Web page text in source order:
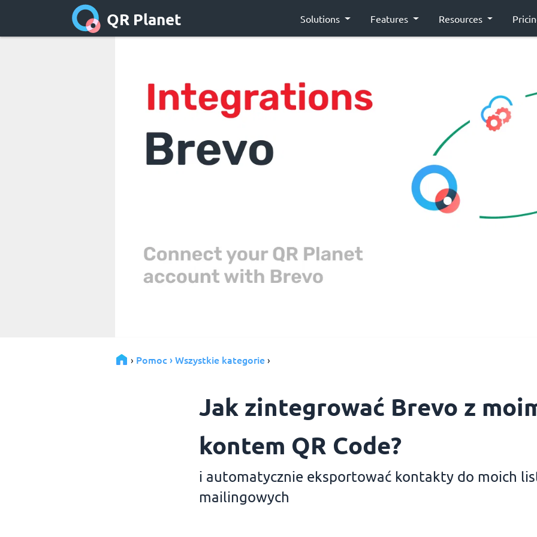
QR Planet Solutions Features Resources
› Pomoc › Wszystkie kategorie ›
Jak zintegrować Brevo z
kontem QR Code?
i automatycznie eksportować kontakty do moich
mailingowych